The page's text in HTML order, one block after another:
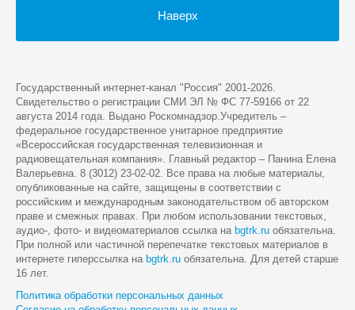
Наверх
Государственный интернет-канал "Россия" 2001-2026.
Cвидетельство о регистрации СМИ ЭЛ № ФС 77-59166 от 22
августа 2014 года. Выдано Роскомнадзор.Учредитель –
федеральное государственное унитарное предприятие
«Всероссийская государственная телевизионная и
радиовещательная компания». Главный редактор – Панина Елена
Валерьевна. 8 (3012) 23-02-02. Все права на любые материалы,
опубликованные на сайте, защищены в соответствии с
российским и международным законодательством об авторском
праве и смежных правах. При любом использовании текстовых,
аудио-, фото- и видеоматериалов ссылка на bgtrk.ru обязательна.
При полной или частичной перепечатке текстовых материалов в
интернете гиперссылка на bgtrk.ru обязательна. Для детей старше
16 лет.
Политика обработки персональных данных